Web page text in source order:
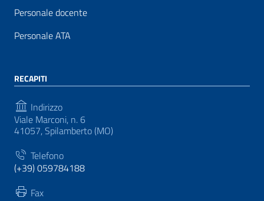
Personale docente
Personale ATA
RECAPITI
Indirizzo
Viale Marconi, n. 6
41057, Spilamberto (MO)
Telefono
(+39) 059784188
Fax